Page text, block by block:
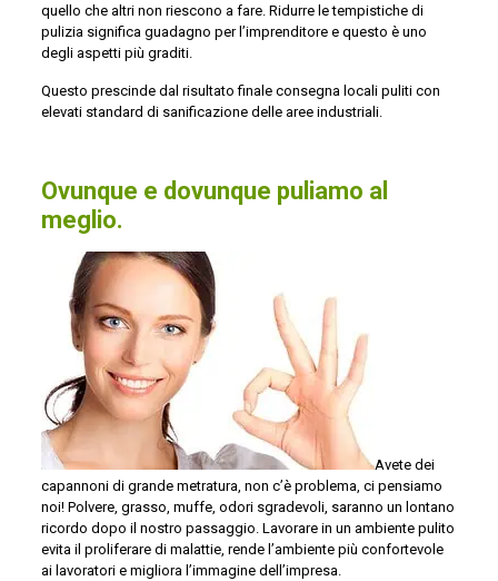
quello che altri non riescono a fare. Ridurre le tempistiche di
pulizia significa guadagno per l’imprenditore e questo è uno
degli aspetti più graditi.
Questo prescinde dal risultato finale consegna locali puliti con
elevati standard di sanificazione delle aree industriali.
Ovunque e dovunque puliamo al
meglio.
Avete dei
capannoni di grande metratura, non c’è problema, ci pensiamo
noi! Polvere, grasso, muffe, odori sgradevoli, saranno un lontano
ricordo dopo il nostro passaggio. Lavorare in un ambiente pulito
evita il proliferare di malattie, rende l’ambiente più confortevole
ai lavoratori e migliora l’immagine dell’impresa.